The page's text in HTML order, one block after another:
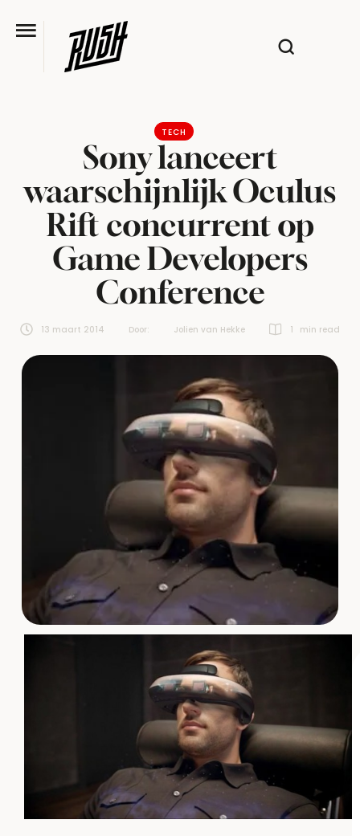
TECH
Sony lanceert
waarschijnlijk Oculus
Rift concurrent op
Game Developers
Conference
13 maart 2014 Door: Jolien van Hekke 1 min read